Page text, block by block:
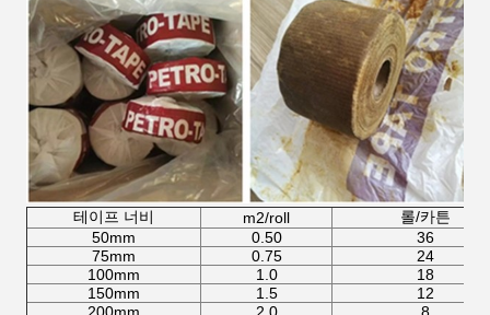
테이프 너비 m2/roll
롤/카튼
50mm
0.50
36
75mm
0.75
24
100mm
1.0
18
150mm
1.5
12